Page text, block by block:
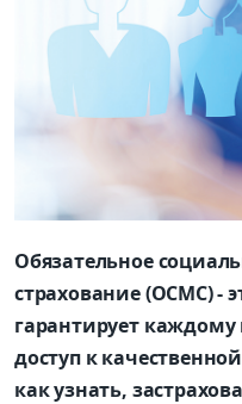
Обязательное
страхование (ОСМС) -
гарантирует
доступ к
как узнать,